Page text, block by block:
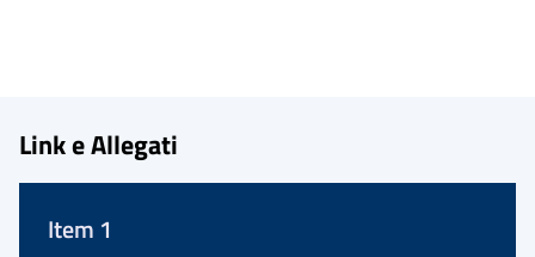
Link e Allegati
Item 1